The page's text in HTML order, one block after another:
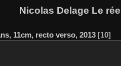
Nicolas Delage Le
11cm, recto verso, 2013 10